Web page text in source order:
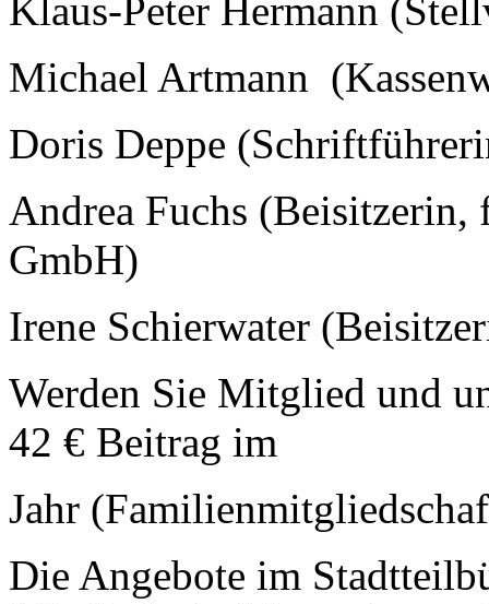
Klaus-Peter Hermann
Michael Artmann
Doris Deppe
Andrea Fuchs (Beisitzerin,
GmbH)
Irene Schierwater
Werden Sie Mitglied und
42 € Beitrag im
Jahr
Die Angebote im